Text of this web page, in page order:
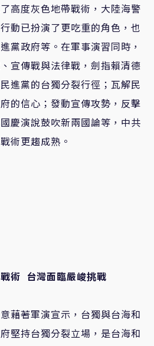
高度灰色地帶戰術，大陸海警
動已扮演了更吃重的角色，也
黨政府等。在軍事演習同時，
宣傳戰與法律戰，劍指賴清德
進黨的台獨分裂行徑；瓦解民
的信心；發動宣傳攻勢，反擊
慶演說鼓吹新兩國論等，中共
術更趨成熟。
術 台灣面臨嚴峻挑戰
藉著軍演宣示，台獨與台海和
堅持台獨分裂立場，是台海和